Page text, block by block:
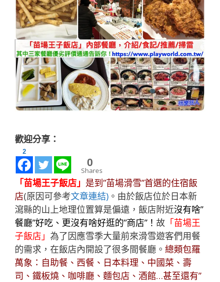
歡迎分享：
2
0
Shares
「苗場王子飯店」 是到”苗場滑雪”首選的住宿飯
店(原因可參考文章連結) 。由於飯店位於日本新
瀉縣的山上地理位置算是偏遠，飯店附近沒有啥”
餐廳”好吃、更沒有啥好逛的”商店”！ 故 「苗場王
子飯店」 為了因應雪季大量前來滑雪遊客們用餐
的需求，在飯店內開設了很多間餐廳。 總類包羅
萬象：自助餐、西餐、日本料理、中國菜、壽
司、鐵板燒、咖啡廳、麵包店、酒館…甚至還有”